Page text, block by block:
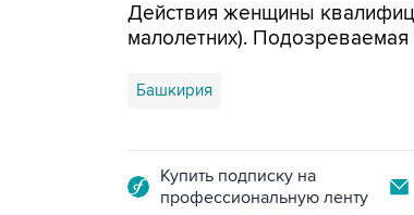
Действия женщины
малолетних).
Башкирия
Купить подписку на
профессиональную ленту